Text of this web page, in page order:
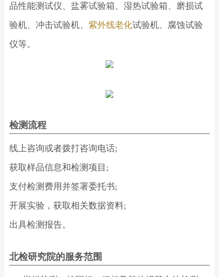
品性能测试仪、盐雾试验箱、湿热试验箱、磨损试
验机、冲击试验机、 紫外线老化试验机、腐蚀试验
仪等。
检测流程
线上咨询或者拨打咨询电话;
获取样品信息和检测项目;
支付检测费用并签署委托书;
开展实验，获取相关数据资料;
出具检测报告。
北检研究院的服务范围